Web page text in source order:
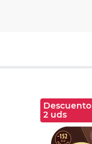
Descuento
2 uds